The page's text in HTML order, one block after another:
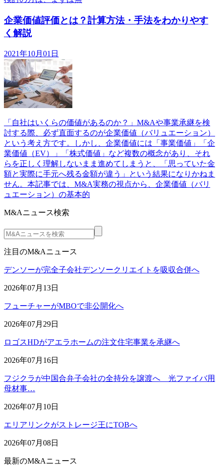
企業価値評価とは？計算方法・手法をわかりやす
く解説
2021年10月01日
「自社はいくらの価値があるのか？」M&Aや事業承継を検
討する際、必ず直面するのが企業価値（バリュエーション）
という考え方です。しかし、企業価値には「事業価値」「企
業価値（EV）」「株式価値」など複数の概念があり、それ
らを正しく理解しないまま進めてしまうと、「思っていた金
額と実際に手元へ残る金額が違う」という結果になりかねま
せん。本記事では、M&A実務の視点から、企業価値（バリ
ュエーション）の基本的
M&Aニュース検索
注目のM&Aニュース
デンソーが完全子会社デンソークリエイトを吸収合併へ
2026年07月13日
フューチャーがMBOで非公開化へ
2026年07月29日
ロゴスHDがアエラホームの注文住宅事業を承継へ
2026年07月16日
フジクラが中国合弁子会社の全持分を譲渡へ 光ファイバ用
母材事…
2026年07月10日
エリアリンクがストレージ王にTOBへ
2026年07月08日
最新のM&Aニュース